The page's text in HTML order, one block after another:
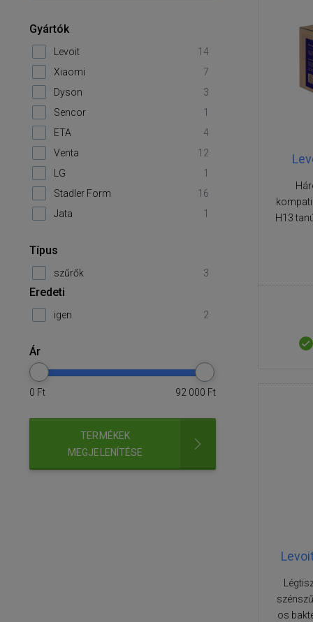
H13
os
Gyártók
Levoit
14
Xiaomi
7
Dyson
3
Sencor
1
ETA
4
Venta
12
LG
1
Stadler Form
16
Jata
1
Típus
szűrők 3
Eredeti
igen 2
Ár
0 Ft 92 000 Ft
TERMÉKEK
MEGJELENÍTÉSE